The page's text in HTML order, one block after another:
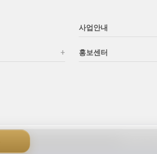
사업안내
홍보센터